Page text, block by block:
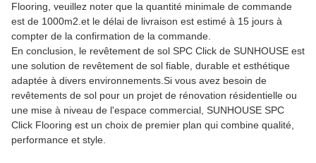
Flooring, veuillez noter que la quantité minimale de commande
est de 1000m2.et le délai de livraison est estimé à 15 jours à
compter de la confirmation de la commande.
En conclusion, le revêtement de sol SPC Click de SUNHOUSE est
une solution de revêtement de sol fiable, durable et esthétique
adaptée à divers environnements.Si vous avez besoin de
revêtements de sol pour un projet de rénovation résidentielle ou
une mise à niveau de l'espace commercial, SUNHOUSE SPC
Click Flooring est un choix de premier plan qui combine qualité,
performance et style.